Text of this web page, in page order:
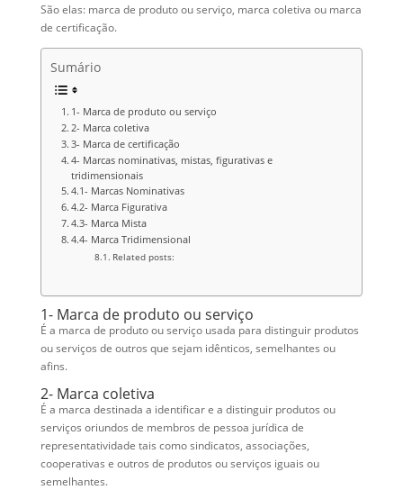
São elas: marca de produto ou serviço, marca coletiva ou marca
de certificação.
Sumário
1- Marca de produto ou serviço
2- Marca coletiva
3- Marca de certificação
4- Marcas nominativas, mistas, figurativas e
tridimensionais
4.1- Marcas Nominativas
4.2- Marca Figurativa
4.3- Marca Mista
4.4- Marca Tridimensional
Related posts:
1- Marca de produto ou serviço
É a marca de produto ou serviço usada para distinguir produtos
ou serviços de outros que sejam idênticos, semelhantes ou
afins.
2- Marca coletiva
É a marca destinada a identificar e a distinguir produtos ou
serviços oriundos de membros de pessoa jurídica de
representatividade tais como sindicatos, associações,
cooperativas e outros de produtos ou serviços iguais ou
semelhantes.